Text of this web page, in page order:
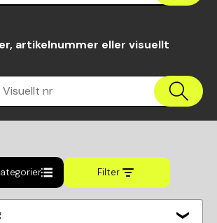
artikelnummer eller visuellt
nr
Filter